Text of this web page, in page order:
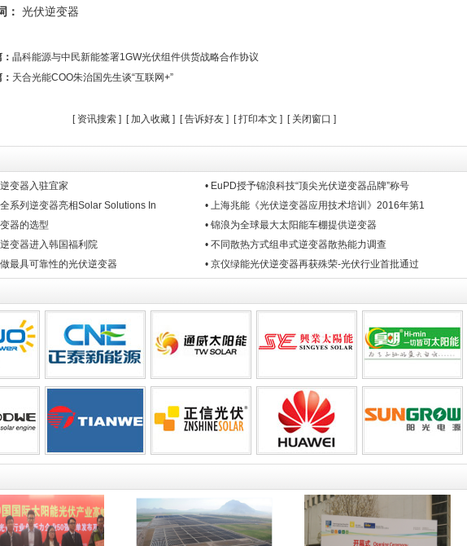
： 光伏逆变器
晶科能源与中民新能签署1GW光伏组件供货战略合作协议
天合光能COO朱治国先生谈“互联网+”
[ 资讯搜索 ] [加入收藏 ] [告诉好友 ] [打印本文 ] [ 关闭窗口 ]
变器入驻宜家
• EuPD授予锦浪科技“顶尖光伏逆变器品牌”称号
系列逆变器亮相Solar Solutions In
• 上海兆能《光伏逆变器应用技术培训》2016年第1
器的选型
• 锦浪为全球最大太阳能车棚提供逆变器
变器进入韩国福利院
• 不同散热方式组串式逆变器散热能力调查
最具可靠性的光伏逆变器
• 京仪绿能光伏逆变器再获殊荣-光伏行业首批通过